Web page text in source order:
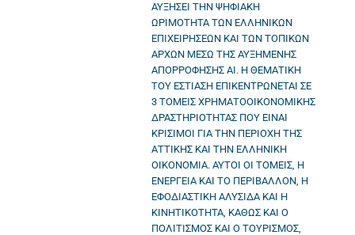
ΑΥΞΗΣΕΙ ΤΗΝ ΨΗΦΙΑΚΗ
ΩΡΙΜΟΤΗΤΑ ΤΩΝ ΕΛΛΗΝΙΚΩΝ
ΕΠΙΧΕΙΡΗΣΕΩΝ ΚΑΙ ΤΩΝ ΤΟΠΙΚΩΝ
ΑΡΧΩΝ ΜΕΣΩ ΤΗΣ ΑΥΞΗΜΕΝΗΣ
ΑΠΟΡΡΟΦΗΣΗΣ AI. Η ΘΕΜΑΤΙΚΗ
ΤΟΥ ΕΣΤΙΑΣΗ ΕΠΙΚΕΝΤΡΩΝΕΤΑΙ ΣΕ
3 ΤΟΜΕΙΣ ΧΡΗΜΑΤΟΟΙΚΟΝΟΜΙΚΗΣ
ΔΡΑΣΤΗΡΙΟΤΗΤΑΣ ΠΟΥ ΕΙΝΑΙ
ΚΡΙΣΙΜΟΙ ΓΙΑ ΤΗΝ ΠΕΡΙΟΧΗ ΤΗΣ
ΑΤΤΙΚΗΣ ΚΑΙ ΤΗΝ ΕΛΛΗΝΙΚΗ
ΟΙΚΟΝΟΜΙΑ. ΑΥΤΟΙ ΟΙ ΤΟΜΕΙΣ, Η
ΕΝΕΡΓΕΙΑ ΚΑΙ ΤΟ ΠΕΡΙΒΑΛΛΟΝ, Η
ΕΦΟΔΙΑΣΤΙΚΗ ΑΛΥΣΙΔΑ ΚΑΙ Η
ΚΙΝΗΤΙΚΟΤΗΤΑ, ΚΑΘΩΣ ΚΑΙ Ο
ΠΟΛΙΤΙΣΜΟΣ ΚΑΙ Ο ΤΟΥΡΙΣΜΟΣ,